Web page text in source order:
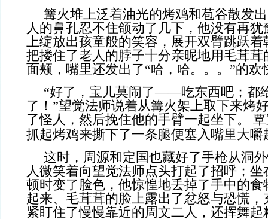
篝火堆上泛着油光的烤鸡和苞谷散发
人的鼻孔忍不住颌动了几下，他没有再
上绽放出孩童般的笑容，展开双臂跳跃
把搂住了老人的脖子十分亲昵地用毛茸
面颊，嘴里还发出了“哈，哈。。。”的欢
“好了，宝儿莫闹了——吃东西吧；都
了！”望觉法师说着从篝火架上取下来烤
了怪人，然后挽住他的手臂一起坐下。
抓起烤鸡来撕下了一条腿便塞入嘴里大嚼
这时，周源和定国也藏好了手枪从洞
人微笑着向望觉法师点头打起了招呼；
顿时变了脸色，他惊惶地丢掉了手中的
起来、毛茸茸的脸上露出了忿怒与恐慌
紧盯住了慢慢靠近的周文二人，还挥舞